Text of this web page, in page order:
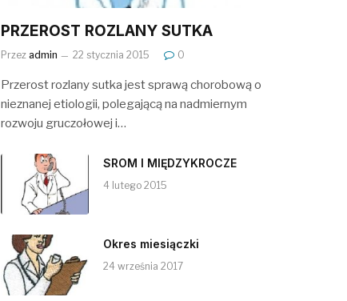
PRZEROST ROZLANY SUTKA
Przez admin 22 stycznia 2015 0
Przerost rozlany sutka jest sprawą chorobową o
nieznanej etiologii, polegającą na nadmiernym
rozwoju gruczołowej i…
SROM I MIĘDZYKROCZE
4 lutego 2015
Okres miesiączki
24 września 2017